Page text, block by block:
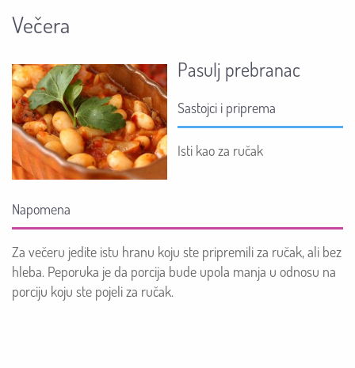
Večera
Pasulj prebranac
Sastojci i priprema
Isti kao za ručak
Napomena
Za večeru jedite istu hranu koju ste pripremili za ručak, ali bez
hleba. Peporuka je da porcija bude upola manja u odnosu na
porciju koju ste pojeli za ručak.